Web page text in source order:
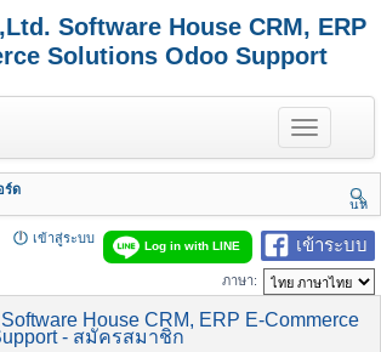
Software House CRM, ERP
Solutions Odoo Support
T
o
g
e
n
a
v
i
a
ร์ด
นห
า
เข้าระบบ
Log in with LINE
เข้าสู่ระบบ
ภาษา:
House CRM, ERP E-Commerce
- สมัครสมาชิก